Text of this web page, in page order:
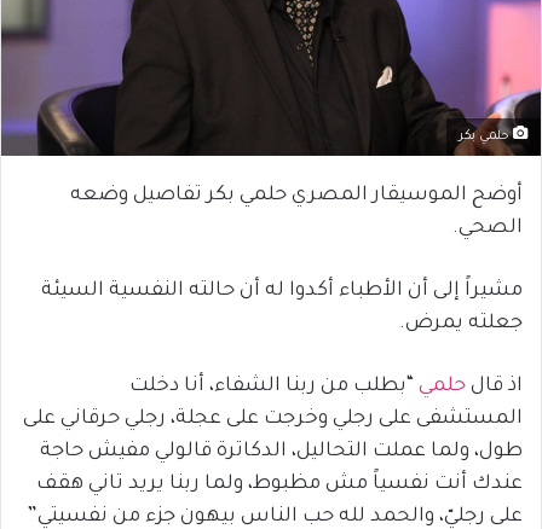
حلمي بكر
أوضح الموسيقار المصري حلمي بكر تفاصيل وضعه
الصحي.
مشيراً إلى أن الأطباء أكدوا له أن حالته النفسية السيئة
جعلته يمرض.
اذ قال حلمي “بطلب من ربنا الشفاء، أنا دخلت
المستشفى على رجلي وخرجت على عجلة، رجلي حرقاني على
طول، ولما عملت التحاليل، الدكاترة قالولي مفيش حاجة
عندك أنت نفسياً مش مظبوط، ولما ربنا يريد تاني هقف
على رجليّ، والحمد لله حب الناس بيهون جزء من نفسيتي”